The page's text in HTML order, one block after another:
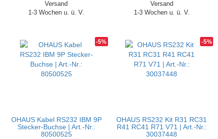
Versand
1-3 Wochen u. ü. V.
Versand
1-3 Wochen u. ü. V.
-5%
OHAUS Kabel RS232 IBM 9P
Stecker-Buchse | Art.-Nr.:
80500525
-5%
OHAUS RS232 Kit R31 RC31
R41 RC41 R71 V71 | Art.-Nr.:
30037448